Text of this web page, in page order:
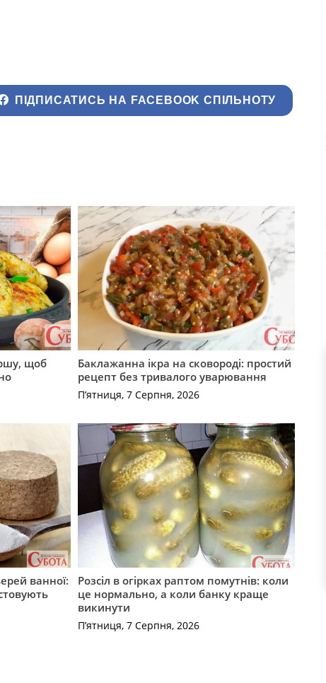
ПІДПИСАТИСЬ НА FACEBOOK СПІЛЬНОТУ
щоб
Баклажанна ікра на сковороді: простий
рецепт без тривалого уварювання
П’ятниця, 7 Серпня, 2026
ванної:
Розсіл в огірках раптом помутнів: коли
це нормально, а коли банку краще
викинути
П’ятниця, 7 Серпня, 2026